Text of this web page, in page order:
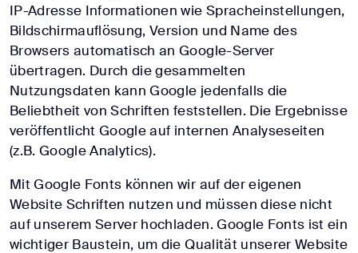
IP-Adresse Informationen wie Spracheinstellungen,
Bildschirmauflösung, Version und Name des
Browsers automatisch an Google-Server
übertragen. Durch die gesammelten
Nutzungsdaten kann Google jedenfalls die
Beliebtheit von Schriften feststellen. Die Ergebnisse
veröffentlicht Google auf internen Analyseseiten
(z.B. Google Analytics).
Mit Google Fonts können wir auf der eigenen
Website Schriften nutzen und müssen diese nicht
auf unserem Server hochladen. Google Fonts ist ein
wichtiger Baustein, um die Qualität unserer Website